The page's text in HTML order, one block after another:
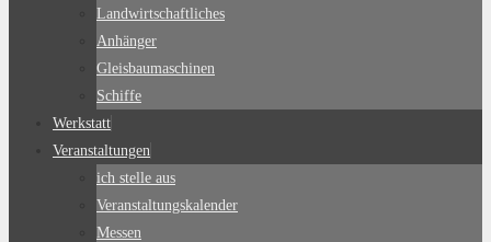
Landwirtschaftliches
Anhänger
Gleisbaumaschinen
Schiffe
Werkstatt
Veranstaltungen
ich stelle aus
Veranstaltungskalender
Messen